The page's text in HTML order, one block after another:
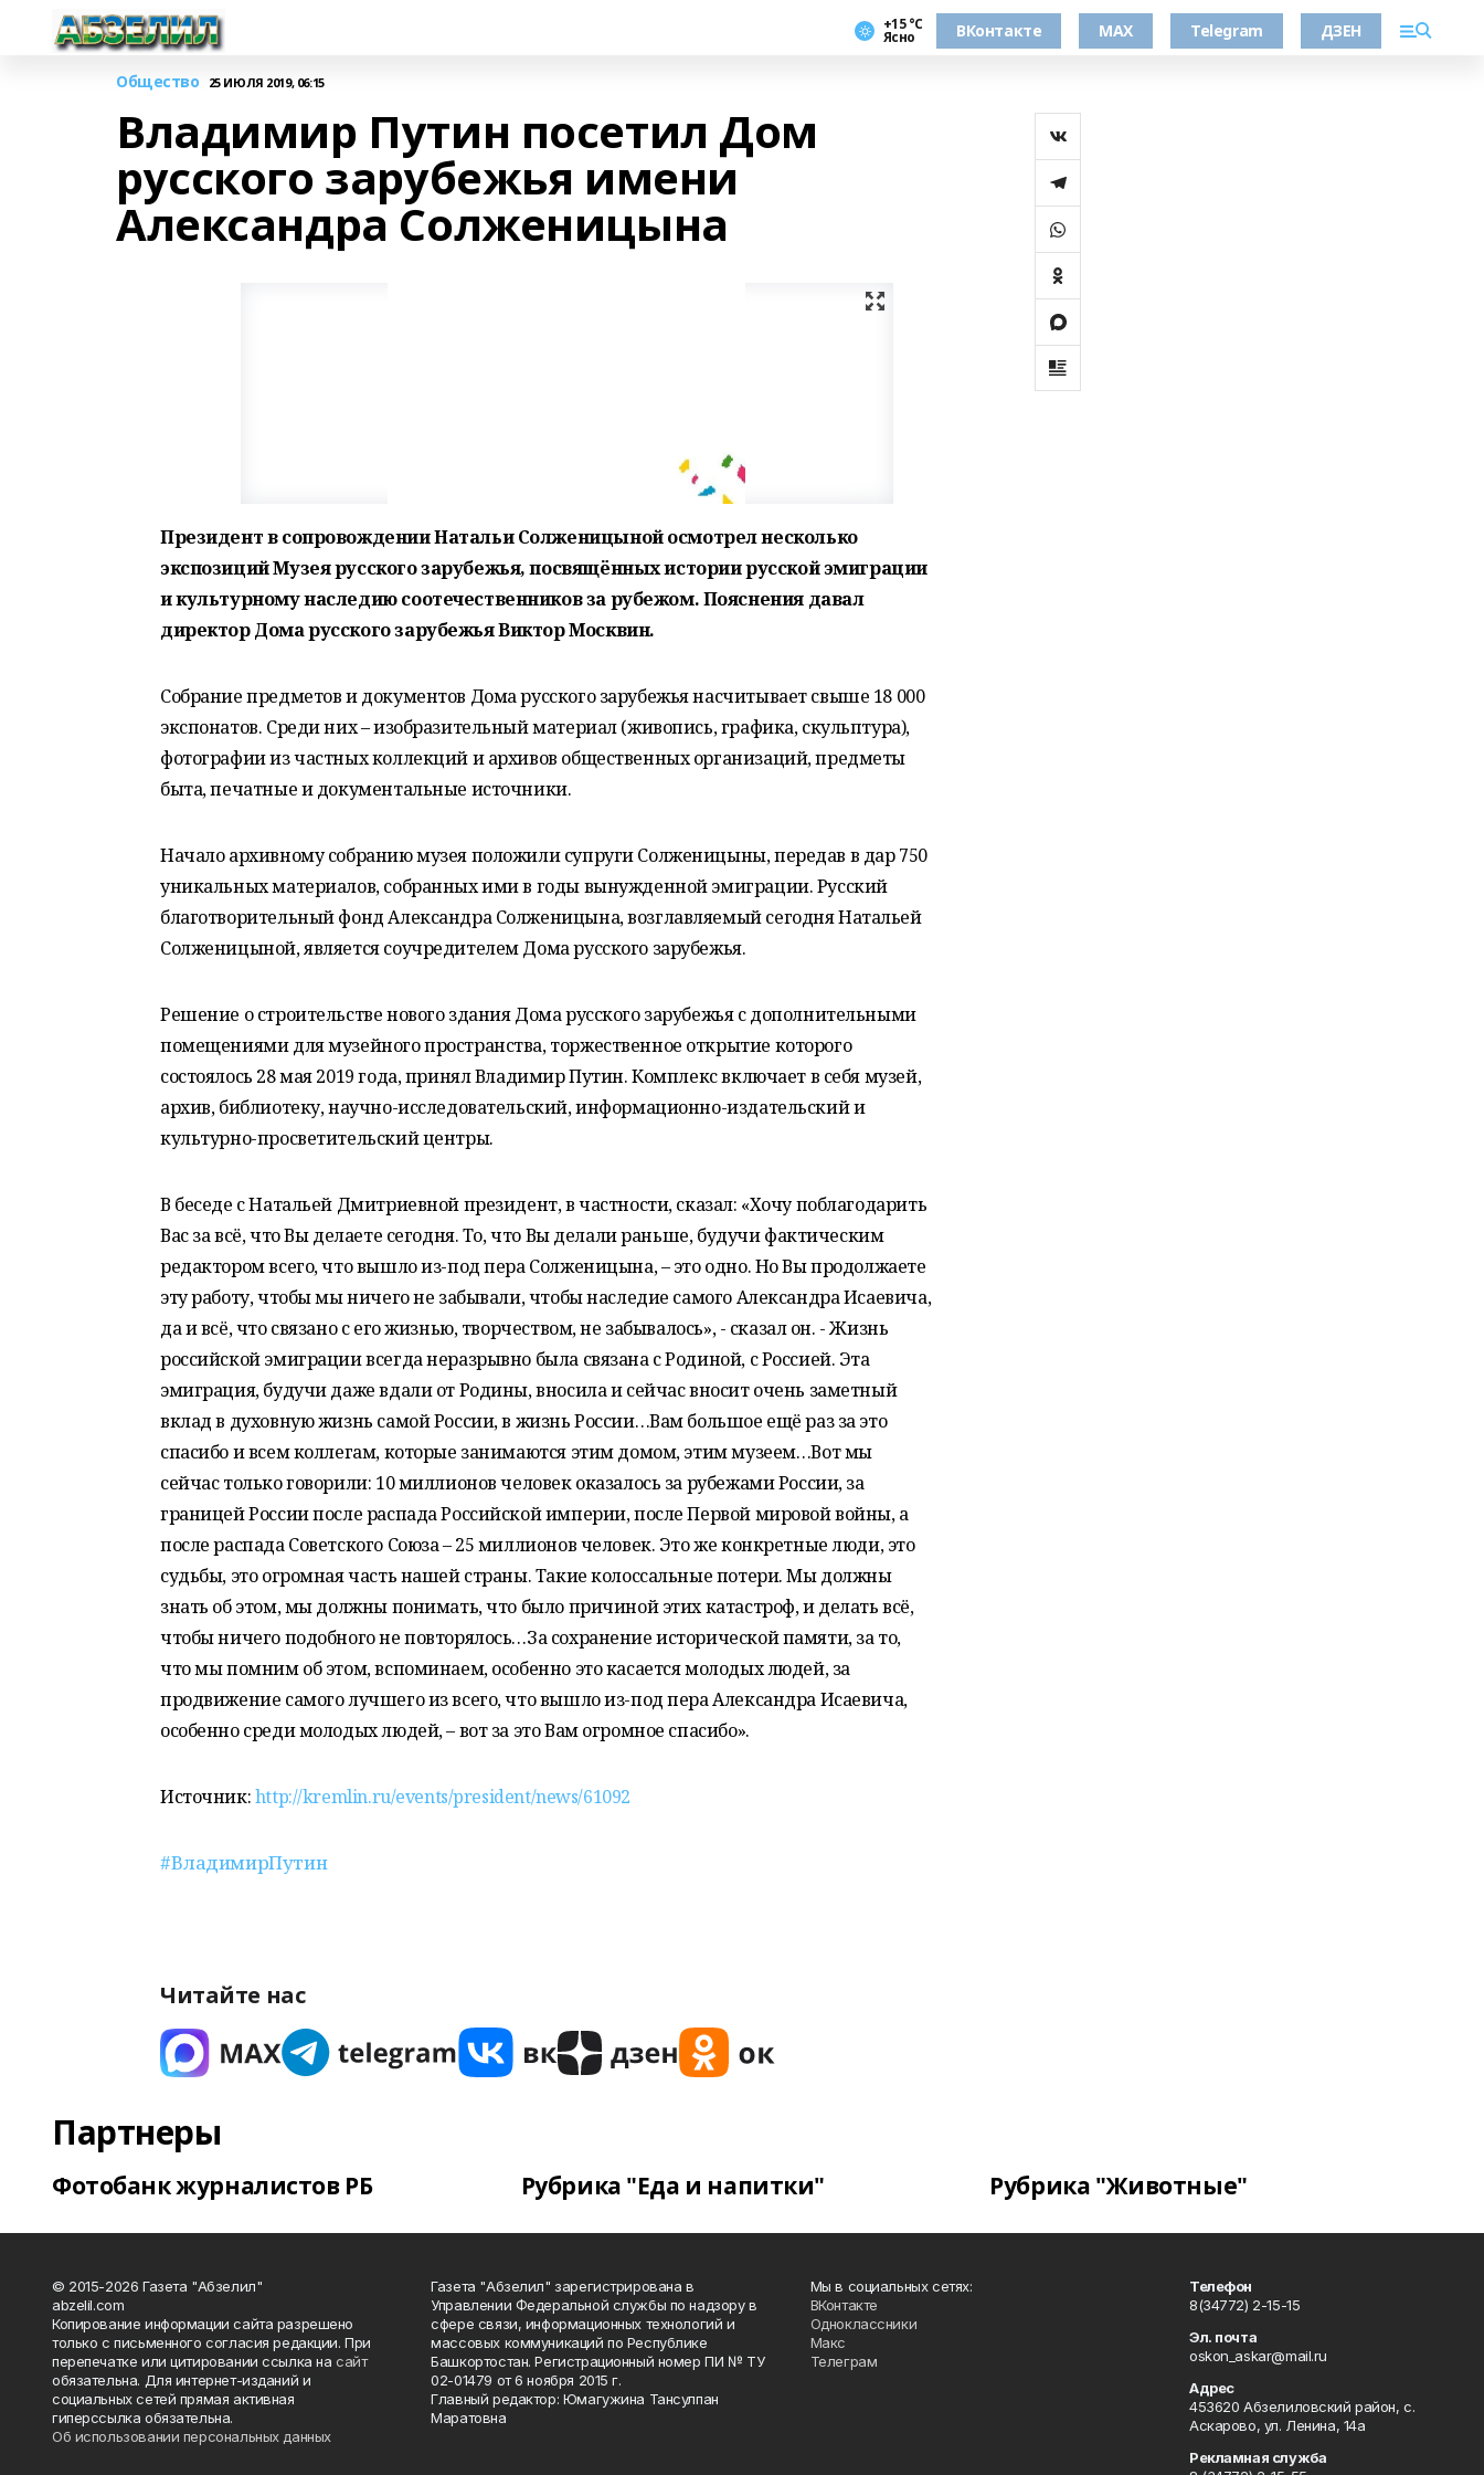
+15 °С
Ясно ВКонтакте MAX Telegram ДЗЕН
Общество 25 ИЮЛЯ 2019, 06:15
Владимир Путин посетил Дом
русского зарубежья имени
Александра Солженицына
Президент в сопровождении Натальи Солженицыной осмотрел несколько
экспозиций Музея русского зарубежья, посвящённых истории русской эмиграции
и культурному наследию соотечественников за рубежом. Пояснения давал
директор Дома русского зарубежья Виктор Москвин.
Собрание предметов и документов Дома русского зарубежья насчитывает свыше 18 000
экспонатов. Среди них – изобразительный материал (живопись, графика, скульптура),
фотографии из частных коллекций и архивов общественных организаций, предметы
быта, печатные и документальные источники.
Начало архивному собранию музея положили супруги Солженицыны, передав в дар 750
уникальных материалов, собранных ими в годы вынужденной эмиграции. Русский
благотворительный фонд Александра Солженицына, возглавляемый сегодня Натальей
Солженицыной, является соучредителем Дома русского зарубежья.
Решение о строительстве нового здания Дома русского зарубежья с дополнительными
помещениями для музейного пространства, торжественное открытие которого
состоялось 28 мая 2019 года, принял Владимир Путин. Комплекс включает в себя музей,
архив, библиотеку, научно-исследовательский, информационно-издательский и
культурно-просветительский центры.
В беседе с Натальей Дмитриевной президент, в частности, сказал: «Хочу поблагодарить
Вас за всё, что Вы делаете сегодня. То, что Вы делали раньше, будучи фактическим
редактором всего, что вышло из-под пера Солженицына, – это одно. Но Вы продолжаете
эту работу, чтобы мы ничего не забывали, чтобы наследие самого Александра Исаевича,
да и всё, что связано с его жизнью, творчеством, не забывалось», - сказал он. - Жизнь
российской эмиграции всегда неразрывно была связана с Родиной, с Россией. Эта
эмиграция, будучи даже вдали от Родины, вносила и сейчас вносит очень заметный
вклад в духовную жизнь самой России, в жизнь России…Вам большое ещё раз за это
спасибо и всем коллегам, которые занимаются этим домом, этим музеем…Вот мы
сейчас только говорили: 10 миллионов человек оказалось за рубежами России, за
границей России после распада Российской империи, после Первой мировой войны, а
после распада Советского Союза – 25 миллионов человек. Это же конкретные люди, это
судьбы, это огромная часть нашей страны. Такие колоссальные потери. Мы должны
знать об этом, мы должны понимать, что было причиной этих катастроф, и делать всё,
чтобы ничего подобного не повторялось…За сохранение исторической памяти, за то,
что мы помним об этом, вспоминаем, особенно это касается молодых людей, за
продвижение самого лучшего из всего, что вышло из-под пера Александра Исаевича,
особенно среди молодых людей, – вот за это Вам огромное спасибо».
Источник:http://kremlin.ru/events/president/news/61092
#ВладимирПутин
Читайте нас
Партнеры
Фотобанк журналистов РБ Рубрика "Еда и напитки" Рубрика "Животные"
© 2015-2026 Газета "Абзелил"
abzelil.com
Копирование информации сайта разрешено
только с письменного согласия редакции. При
перепечатке или цитировании ссылка на сайт
обязательна. Для интернет-изданий и
социальных сетей прямая активная
гиперссылка обязательна.
Об использовании персональных данных
Газета "Абзелил" зарегистрирована в
Управлении Федеральной службы по надзору в
сфере связи, информационных технологий и
массовых коммуникаций по Республике
Башкортостан. Регистрационный номер ПИ № ТУ
02-01479 от 6 ноября 2015 г.
Главный редактор: Юмагужина Тансулпан
Маратовна
Мы в социальных сетях:
ВКонтакте
Одноклассники
Макс
Телеграм
Телефон
8(34772) 2-15-15
Эл. почта
oskon_askar@mail.ru
Адрес
453620 Абзелиловский район, с.
Аскарово, ул. Ленина, 14а
Рекламная служба